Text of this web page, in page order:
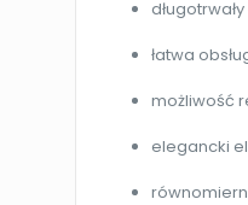
łatwa
możliwość
elegancki